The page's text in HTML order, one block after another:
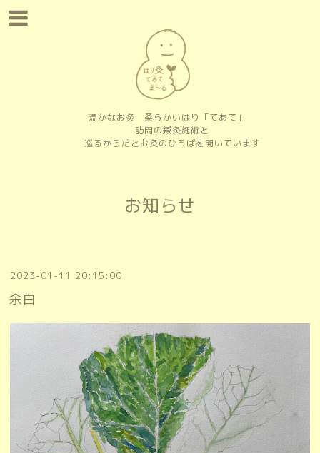
温かなお灸 柔らかいはり「てあて」
訪問の鍼灸施術と
巡るからだとお灸のひろばを開いています
お知らせ
2023-01-11 20:15:00
余白